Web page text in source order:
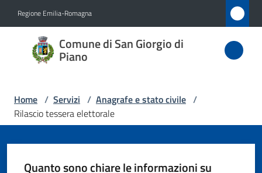
Regione Emilia-Romagna
Comune di San Giorgio di
Piano
Comune
di San
di Piano
Amministrazione
Home / Servizi / Anagrafe e stato civile /
Rilascio tessera elettorale
Quanto sono chiare le informazioni su